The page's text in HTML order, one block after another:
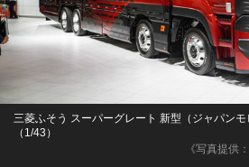
《写真提供
三菱ふそう スーパーグレート 新型（ジャパンモ
（1/43）